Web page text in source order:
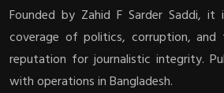
Founded by Zahid F Sarder Saddi,
coverage of politics, corruption,
reputation for journalistic integrity.
with operations in Bangladesh.